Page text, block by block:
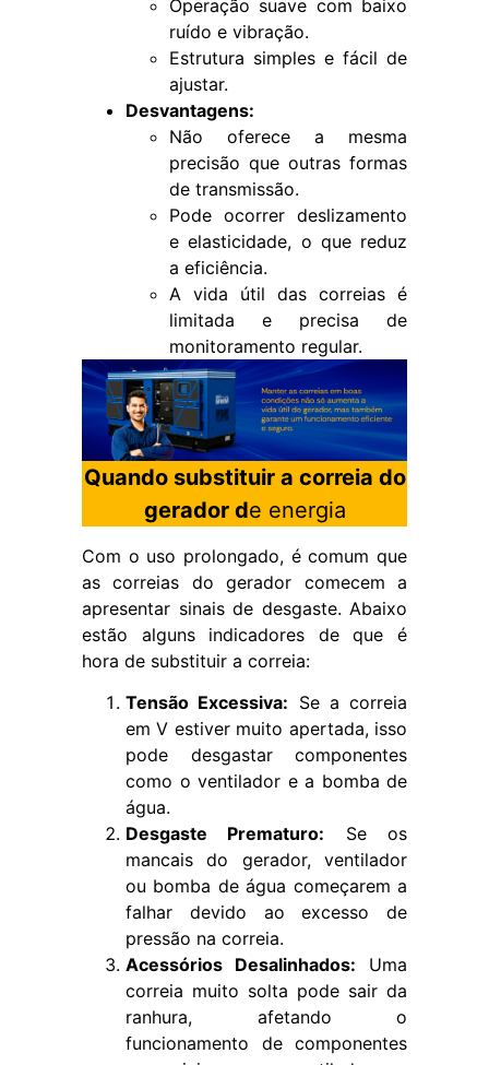
Operação suave com baixo
ruído e vibração.
Estrutura simples e fácil de
ajustar.
Desvantagens:
Não oferece a mesma
precisão que outras formas
de transmissão.
Pode ocorrer deslizamento
e elasticidade, o que reduz
a eficiência.
A vida útil das correias é
limitada e precisa de
monitoramento regular.
Quando substituir a correia do
gerador de energia
Com o uso prolongado, é comum que
as correias do gerador comecem a
apresentar sinais de desgaste. Abaixo
estão alguns indicadores de que é
hora de substituir a correia:
Tensão Excessiva: Se a correia
em V estiver muito apertada, isso
pode desgastar componentes
como o ventilador e a bomba de
água.
Desgaste Prematuro: Se os
mancais do gerador, ventilador
ou bomba de água começarem a
falhar devido ao excesso de
pressão na correia.
Acessórios Desalinhados: Uma
correia muito solta pode sair da
ranhura, afetando o
funcionamento de componentes